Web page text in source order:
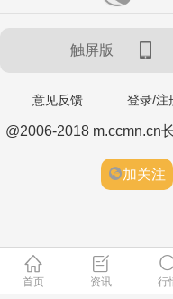
触屏版
意见反馈 登录/注
@2006-2018 m.ccmn.cn
加关注
首页 资讯 行